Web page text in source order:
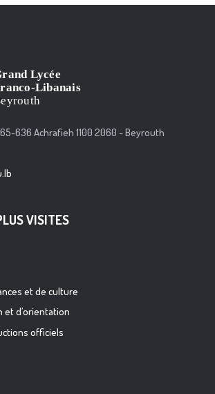
636 Achrafieh 1100 2060 - Beyrouth
VISITES
et de culture
et d’orientation
officiels